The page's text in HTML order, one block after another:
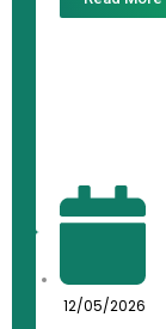
12/05/2026